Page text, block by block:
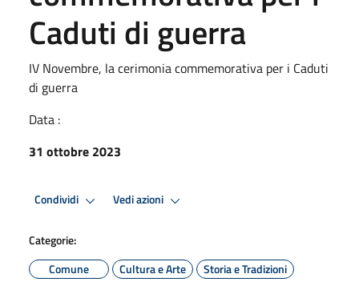
Caduti di guerra
IV Novembre, la cerimonia commemorativa per i Caduti
di guerra
Data :
31 ottobre 2023
Condividi Vedi azioni
Categorie:
Comune
Cultura e Arte Storia e Tradizioni